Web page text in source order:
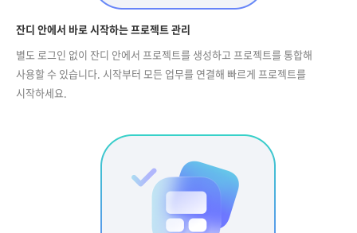
잔디 안에서 바로 시작하는 프로젝트 관리
별도 로그인 없이 잔디 안에서 프로젝트를 생성하고 프로젝트를 통합해
사용할 수 있습니다. 시작부터 모든 업무를 연결해 빠르게 프로젝트를
시작하세요.